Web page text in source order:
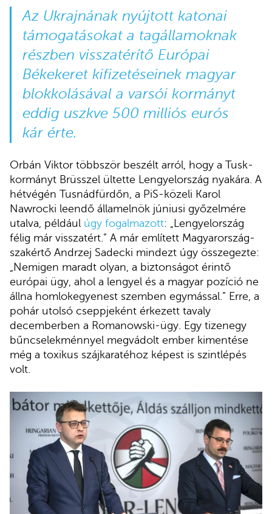
Az Ukrajnának nyújtott katonai
támogatásokat a tagállamoknak
részben visszatérítő Európai
Békekeret kifizetéseinek magyar
blokkolásával a varsói kormányt
eddig uszkve 500 milliós eurós
kár érte.
Orbán Viktor többször beszélt arról, hogy a Tusk-
kormányt Brüsszel ültette Lengyelország nyakára. A
hétvégén Tusnádfürdőn, a PiS-közeli Karol
Nawrocki leendő államelnök júniusi győzelmére
utalva, például úgy fogalmazott: „Lengyelország
félig már visszatért.” A már említett Magyarország-
szakértő Andrzej Sadecki mindezt úgy összegezte:
„Nemigen maradt olyan, a biztonságot érintő
európai ügy, ahol a lengyel és a magyar pozíció ne
állna homlokegyenest szemben egymással.” Erre, a
pohár utolsó cseppjeként érkezett tavaly
decemberben a Romanowski-ügy. Egy tizenegy
bűncselekménnyel megvádolt ember kimentése
még a toxikus szájkaratéhoz képest is szintlépés
volt.